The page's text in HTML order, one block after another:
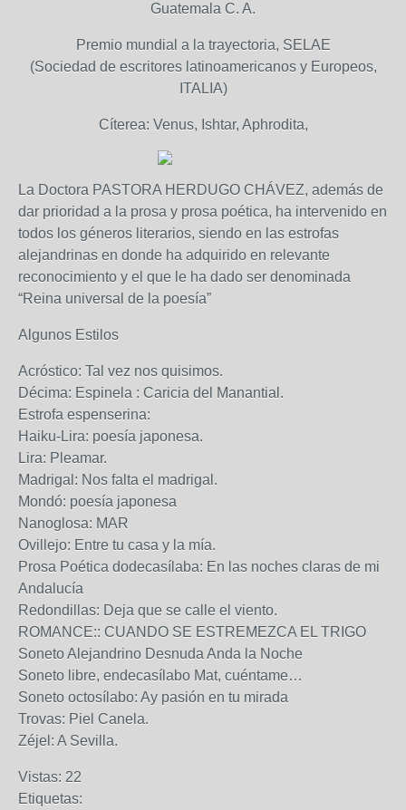
Guatemala C. A.
Premio mundial a la trayectoria, SELAE
(Sociedad de escritores latinoamericanos y Europeos,
ITALIA)
Cíterea: Venus, Ishtar, Aphrodita,
La Doctora PASTORA HERDUGO CHÁVEZ, además de
dar prioridad a la prosa y prosa poética, ha intervenido en
todos los géneros literarios, siendo en las estrofas
alejandrinas en donde ha adquirido en relevante
reconocimiento y el que le ha dado ser denominada
“Reina universal de la poesía”
Algunos Estilos
Acróstico: Tal vez nos quisimos.
Décima: Espinela : Caricia del Manantial.
Estrofa espenserina:
Haiku-Lira: poesía japonesa.
Lira: Pleamar.
Madrigal: Nos falta el madrigal.
Mondó: poesía japonesa
Nanoglosa: MAR
Ovillejo: Entre tu casa y la mía.
Prosa Poética dodecasílaba: En las noches claras de mi
Andalucía
Redondillas: Deja que se calle el viento.
ROMANCE:: CUANDO SE ESTREMEZCA EL TRIGO
Soneto Alejandrino Desnuda Anda la Noche
Soneto libre, endecasílabo Mat, cuéntame…
Soneto octosílabo: Ay pasión en tu mirada
Trovas: Piel Canela.
Zéjel: A Sevilla.
Vistas: 22
Etiquetas: